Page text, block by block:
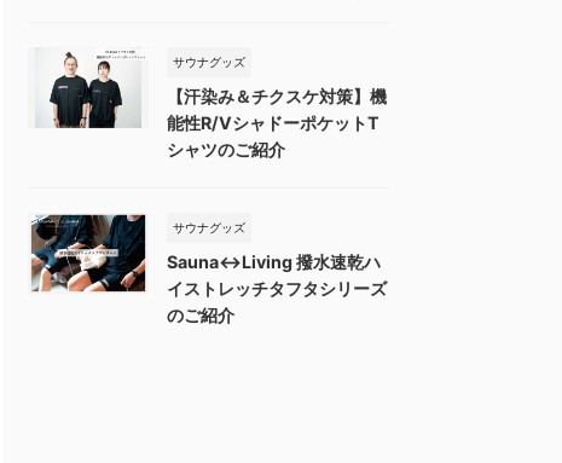
サウナグッズ
【汗染み＆チクスケ対策】機
能性R/VシャドーポケットT
シャツのご紹介
サウナグッズ
Sauna↔︎Living 撥水速乾ハ
イストレッチタフタシリーズ
のご紹介